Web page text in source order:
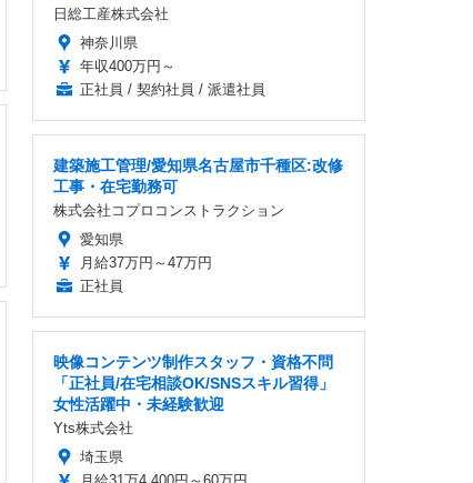
日総工産株式会社
神奈川県
年収400万円～
正社員 / 契約社員 / 派遣社員
建築施工管理/愛知県名古屋市千種区:改修
工事・在宅勤務可
株式会社コプロコンストラクション
愛知県
月給37万円～47万円
正社員
映像コンテンツ制作スタッフ・資格不問
「正社員/在宅相談OK/SNSスキル習得」
女性活躍中・未経験歓迎
Yts株式会社
埼玉県